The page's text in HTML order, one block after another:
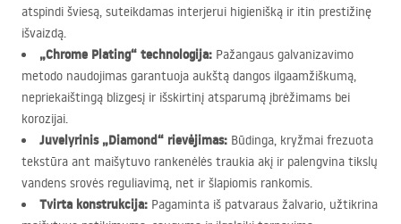
atspindi šviesą, suteikdamas interjerui higienišką ir itin prestižinę
išvaizdą.
„Chrome Plating“ technologija: Pažangaus galvanizavimo
metodo naudojimas garantuoja aukštą dangos ilgaamžiškumą,
nepriekaištingą blizgesį ir išskirtinį atsparumą įbrėžimams bei
korozijai.
Juvelyrinis „Diamond“ rievėjimas: Būdinga, kryžmai frezuota
tekstūra ant maišytuvo rankenėlės traukia akį ir palengvina tikslų
vandens srovės reguliavimą, net ir šlapiomis rankomis.
Tvirta konstrukcija: Pagaminta iš patvaraus žalvario, užtikrina